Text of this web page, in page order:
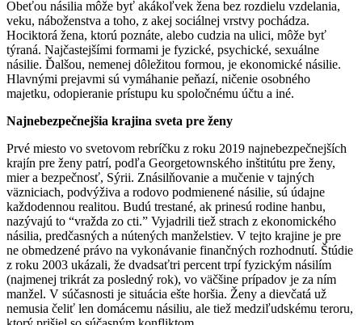
Obeťou násilia môže byť akákoľvek žena bez rozdielu vzdelania,
veku, náboženstva a toho, z akej sociálnej vrstvy pochádza.
Hociktorá žena, ktorú poznáte, alebo cudzia na ulici, môže byť
týraná. Najčastejšími formami je fyzické, psychické, sexuálne
násilie. Ďalšou, nemenej dôležitou formou, je ekonomické násilie.
Hlavnými prejavmi sú vymáhanie peňazí, ničenie osobného
majetku, odopieranie prístupu ku spoločnému účtu a iné.
Najnebezpečnejšia krajina sveta pre ženy
Prvé miesto vo svetovom rebríčku z roku 2019 najnebezpečnejších
krajín pre ženy patrí, podľa Georgetownského inštitútu pre ženy,
mier a bezpečnosť, Sýrii. Znásilňovanie a mučenie v tajných
väzniciach, podvýživa a rodovo podmienené násilie, sú údajne
každodennou realitou. Budú trestané, ak prinesú rodine hanbu,
nazývajú to “vražda zo cti.” Vyjadrili tiež strach z ekonomického
násilia, predčasných a nútených manželstiev. V tejto krajine je pre
ne obmedzené právo na vykonávanie finančných rozhodnutí. Štúdie
z roku 2003 ukázali, že dvadsaťtri percent trpí fyzickým násilím
(najmenej trikrát za posledný rok), vo väčšine prípadov je za ním
manžel. V súčasnosti je situácia ešte horšia. Ženy a dievčatá už
nemusia čeliť len domácemu násiliu, ale tiež medziľudskému teroru,